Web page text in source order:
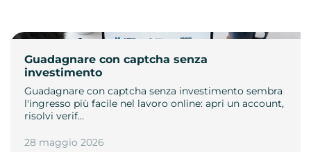
Guadagnare con captcha senza
investimento
Guadagnare con captcha senza investimento sembra
l'ingresso più facile nel lavoro online: apri un account,
risolvi verif…
28 maggio 2026